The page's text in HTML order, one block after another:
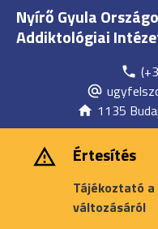
Nyírő Gyula
Addiktológiai
1135
Értesítés
Tájékoztató
változásáról